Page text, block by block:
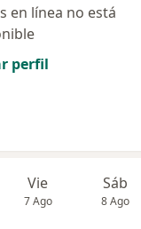
en línea no está
perfil
Vie
7 Ago
Sáb
8 Ago